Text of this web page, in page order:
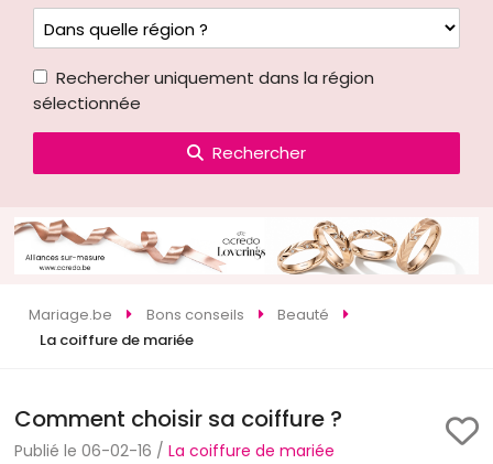
Rechercher uniquement dans la région
sélectionnée
Rechercher
Mariage.be Bons conseils
Beauté
La coiffure de mariée
Comment choisir sa coiffure ?
Publié le 06-02-16 /La coiffure de mariée